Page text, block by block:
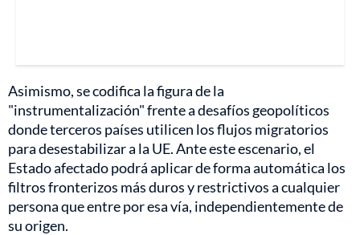
Asimismo, se codifica la figura de la
"instrumentalización" frente a desafíos geopolíticos
donde terceros países utilicen los flujos migratorios
para desestabilizar a la UE. Ante este escenario, el
Estado afectado podrá aplicar de forma automática los
filtros fronterizos más duros y restrictivos a cualquier
persona que entre por esa vía, independientemente de
su origen.